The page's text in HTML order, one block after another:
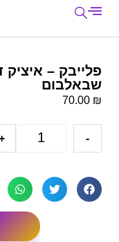
פלייבק –
שבאלבום
70.00 ₪
-